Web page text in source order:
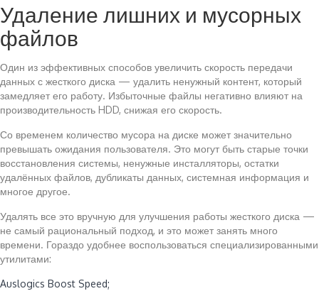
Удаление лишних и мусорных
файлов
Один из эффективных способов увеличить скорость передачи
данных с жесткого диска — удалить ненужный контент, который
замедляет его работу. Избыточные файлы негативно влияют на
производительность HDD, снижая его скорость.
Со временем количество мусора на диске может значительно
превышать ожидания пользователя. Это могут быть старые точки
восстановления системы, ненужные инсталляторы, остатки
удалённых файлов, дубликаты данных, системная информация и
многое другое.
Удалять все это вручную для улучшения работы жесткого диска —
не самый рациональный подход, и это может занять много
времени. Гораздо удобнее воспользоваться специализированными
утилитами:
Auslogics Boost Speed;